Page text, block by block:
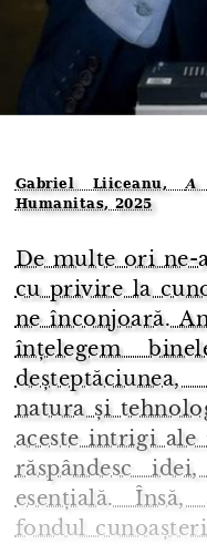
Gabriel Liiceanu, A
Humanitas, 2025
De multe ori ne-
cu privire la
ne înconjoară.
înțelegem
natura și
aceste intrigi
răspândesc
esențială.
fondul